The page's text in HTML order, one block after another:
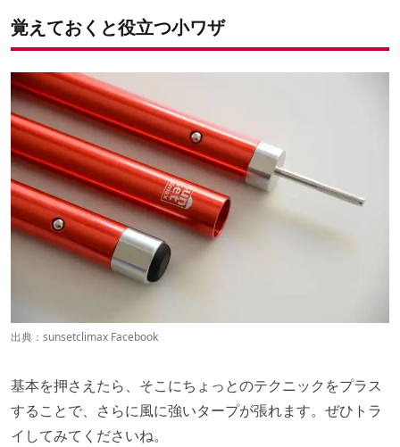
覚えておくと役立つ小ワザ
出典： sunsetclimax Facebook
基本を押さえたら、そこにちょっとのテクニックをプラス
することで、さらに風に強いタープが張れます。ぜひトラ
イしてみてくださいね。